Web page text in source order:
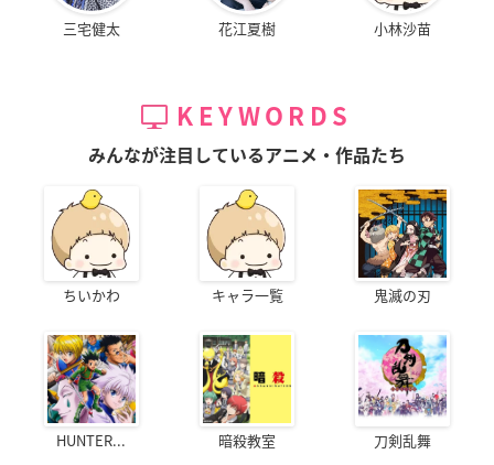
三宅健太 花江夏樹 小林沙苗
KEYWORDS
みんなが注目しているアニメ・作品たち
ちいかわ キャラ一覧 鬼滅の刃
HUNTER... 暗殺教室 刀剣乱舞